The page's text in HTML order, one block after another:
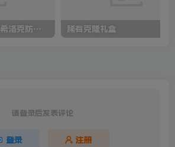
梦翎提取100武器+希洛克防具+材料+设计图 稀有克隆礼盒
请登录后发表评论
登录 注册